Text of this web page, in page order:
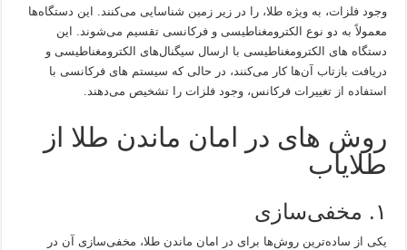
وجود فلزات، به ویژه طلا، را در زیر زمین شناسایی می‌کنند. این دستگاه‌ها
معمولاً به دو نوع الکترومغناطیسی و فرکانسی تقسیم می‌شوند. این
دستگاه های الکترومغناطیسی با ارسال سیگنال‌های الکترومغناطیسی و
دریافت بازتاب آن‌ها کار می‌کنند، در حالی که سیستم های فرکانسی با
استفاده از تغییرات فرکانس، وجود فلزات را تشخیص می‌دهند.
روش‌ های در امان ماندن طلا از
طلایاب
۱. مخفی‌سازی
یکی از ساده‌ترین روش‌ها برای در امان ماندن طلا، مخفی‌سازی آن در